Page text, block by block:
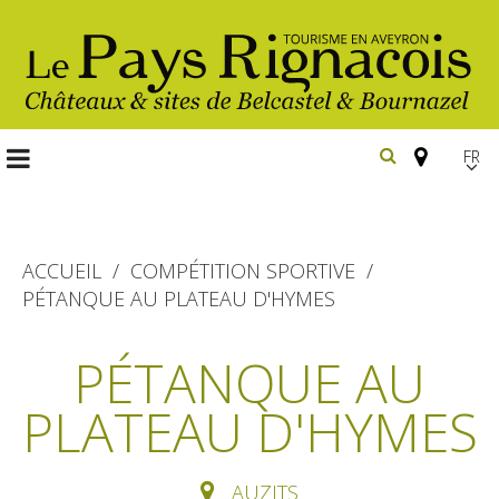
FR
incontournables
Belcastel, village et château
Bournazel, village et château
Randonnée
pédestre
ACCUEIL
COMPÉTITION SPORTIVE
PÉTANQUE AU PLATEAU D'HYMES
PÉTANQUE AU
PLATEAU D'HYMES
AUZITS